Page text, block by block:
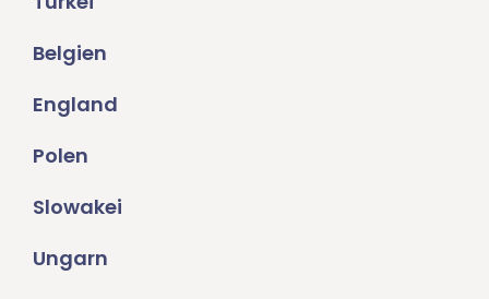
Belgien
England
Polen
Slowakei
Ungarn